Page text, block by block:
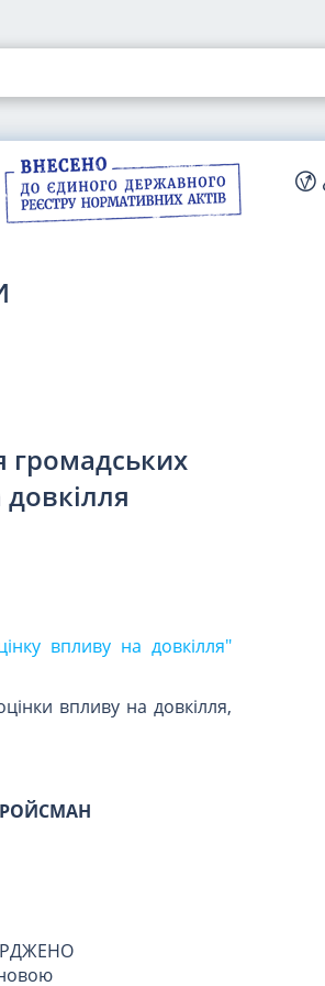
громадських
впливу на довкілля"
впливу на довкілля,